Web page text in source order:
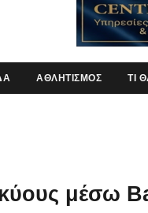
ΑΘΛΗΤΙΣΜΟΣ ΤΙ
μέσω